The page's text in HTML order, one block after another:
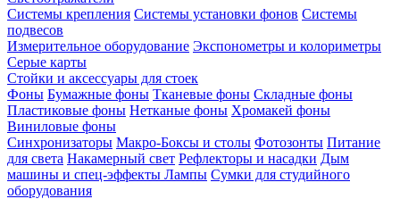
Системы крепления Системы установки фонов Системы
подвесов
Измерительное оборудование Экспонометры и колориметры
Серые карты
Стойки и аксессуары для стоек
Фоны Бумажные фоны Тканевые фоны Складные фоны
Пластиковые фоны Нетканые фоны Хромакей фоны
Виниловые фоны
Синхронизаторы Макро-Боксы и столы Фотозонты Питание
для света Накамерный свет Рефлекторы и насадки Дым
машины и спец-эффекты Лампы Сумки для студийного
оборудования